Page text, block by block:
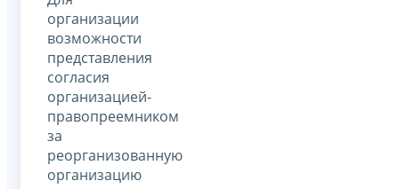
организации
возможности
представления
согласия
организацией-
правопреемником
за
реорганизованную
организацию